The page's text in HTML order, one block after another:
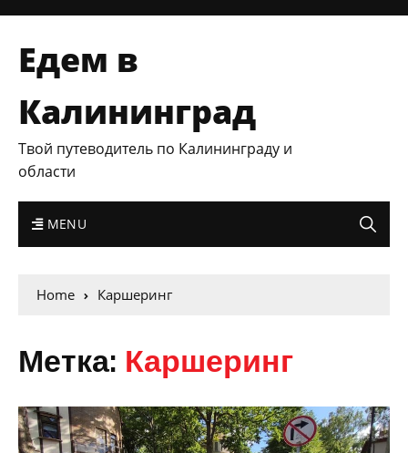
Едем в
Калининград
Твой путеводитель по Калининграду и
области
MENU
Home Каршеринг
Метка: Каршеринг